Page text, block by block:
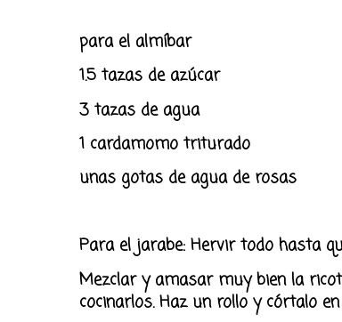
para el almíbar
1.5 tazas de azúcar
3 tazas de agua
1 cardamomo triturado
unas gotas de agua de rosas
Para el jarabe: Hervir todo hasta
Mezclar y amasar muy bien la
cocinarlos. Haz un rollo y córtalo